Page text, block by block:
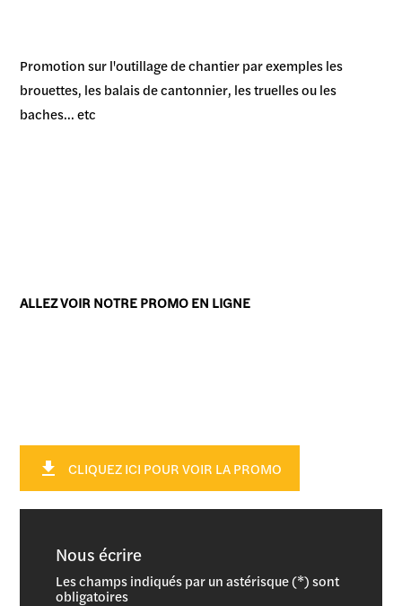
Promotion sur l'outillage de chantier par exemples les
brouettes, les balais de cantonnier, les truelles ou les
baches... etc
ALLEZ VOIR NOTRE PROMO EN LIGNE
get_app CLIQUEZ ICI POUR VOIR LA PROMO
Nous écrire
Les champs indiqués par un astérisque (*) sont
obligatoires